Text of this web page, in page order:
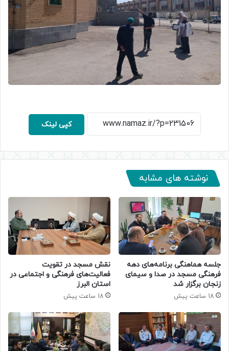
کپی لینک
نوشته های مشابه
جلسه هماهنگی برنامه‌های دهه
فرهنگی مسجد در صدا و سیمای
زنجان برگزار شد
18 ساعت پیش
نقش مسجد در تقویت
فعالیت‌های فرهنگی و اجتماعی در
استان البرز
18 ساعت پیش